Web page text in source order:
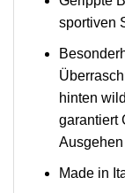
sportiven
hinten
garantiert
Made in